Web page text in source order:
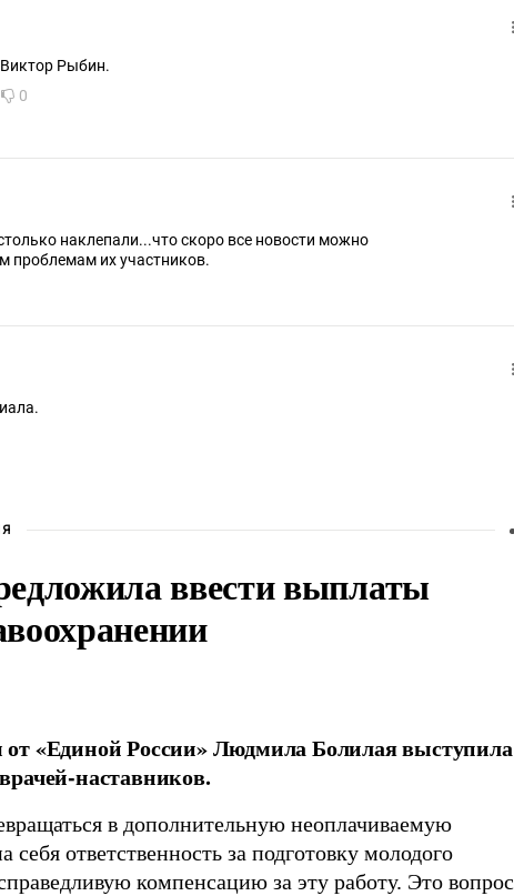
Рыбин.
0
наклепали...что скоро все новости можно
проблемам их участников.
ввести выплаты
«Единой России» Людмила Болилая выступила
наставников.
в дополнительную неоплачиваемую
себя ответственность за подготовку молодого
компенсацию за эту работу. Это вопрос